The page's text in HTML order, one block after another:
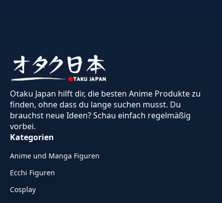
Otaku Japan hilft dir, die besten Anime Produkte zu
finden, ohne dass du lange suchen musst. Du
brauchst neue Ideen? Schau einfach regelmäßig
vorbei.
Kategorien
Anime und Manga Figuren
Ecchi Figuren
Cosplay